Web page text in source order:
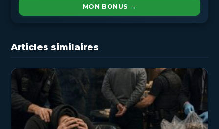
MON BONUS →
Articles similaires